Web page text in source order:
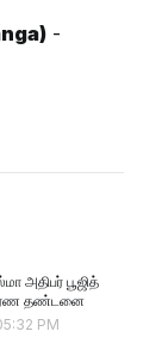
-
அதிபர் பூஜித்
மரண தண்டனை
PM